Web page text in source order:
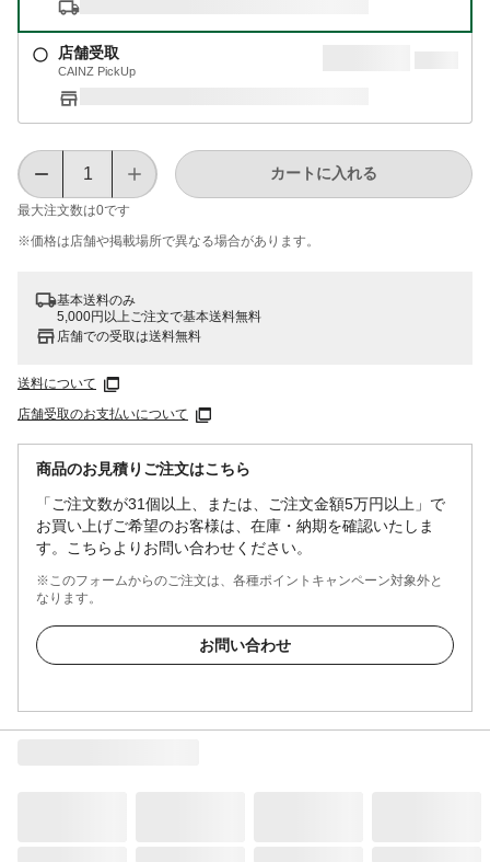
店舗受取
CAINZ PickUp
最大注文数は0です
カートに入れる
※価格は​店舗や​掲載場所で​異なる​場合が​あります。
基本送料のみ
5,000円以上ご注文で基本送料無料
店舗での受取は送料無料
送料について
店舗受取のお支払いについて
商品のお見積りご注文はこちら
「ご注文数が31個以上、または、ご注文金額5万円以上」で
お買い上げご希望のお客様は、在庫・納期を確認いたしま
す。こちらよりお問い合わせください。
※このフォームからのご注文は、各種ポイントキャンペーン対象外と
なります。
お問い合わせ